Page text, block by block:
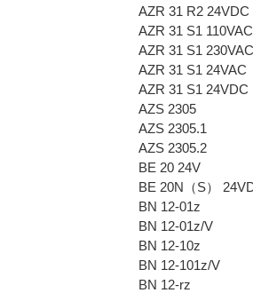
AZR 31 R2 24VDC
AZR 31 S1 110VAC
AZR 31 S1 230VAC
AZR 31 S1 24VAC
AZR 31 S1 24VDC
AZS 2305
AZS 2305.1
AZS 2305.2
BE 20 24V
BE 20N（S）
BN 12-01z
BN 12-01z/V
BN 12-10z
BN 12-101z/V
BN 12-rz